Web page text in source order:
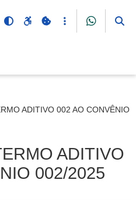
ADITIVO 002 AO CONVÊNIO
ADITIVO
002/2025